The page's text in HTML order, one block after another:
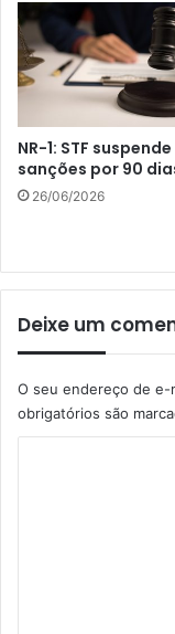
NR-1: STF suspende
sanções por 90
26/06/2026
Deixe um
O seu endereço de e-
obrigatórios são